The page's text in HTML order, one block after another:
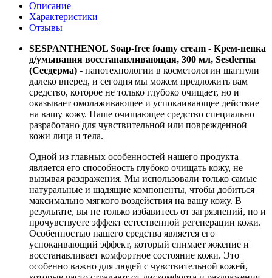
Описание
Характеристики
Отзывы
SESPANTHENOL Soap-free foamy cream - Крем-пенка
д/умывания восстанавливающая, 300 мл, Sesderma
(Сесдерма) - нанотехнологии в косметологии шагнули
далеко вперед, и сегодня мы можем предложить вам
средство, которое не только глубоко очищает, но и
оказывает омолаживающее и успокаивающее действие
на вашу кожу. Наше очищающее средство специально
разработано для чувствительной или поврежденной
кожи лица и тела.
Одной из главных особенностей нашего продукта
является его способность глубоко очищать кожу, не
вызывая раздражения. Мы использовали только самые
натуральные и щадящие компоненты, чтобы добиться
максимально мягкого воздействия на вашу кожу. В
результате, вы не только избавитесь от загрязнений, но и
прочувствуете эффект естественной регенерации кожи.
Особенностью нашего средства является его
успокаивающий эффект, который снимает жжение и
восстанавливает комфортное состояние кожи. Это
особенно важно для людей с чувствительной кожей,